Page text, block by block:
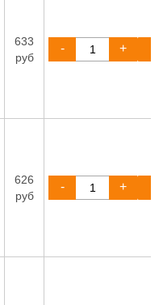
633
руб
- +
626
руб
- +